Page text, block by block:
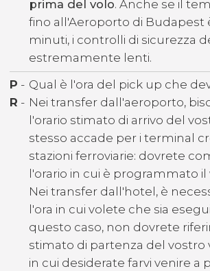
prima del volo. Anche se il
fino all'Aeroporto di Budapest
minuti, i controlli di sicurezza
estremamente lenti.
P - Qual è l'ora del pick up che
R - Nei transfer dall'aeroporto,
l'orario stimato di arrivo del
stesso accade per i terminal
stazioni ferroviarie: dovrete
l'orario in cui è programmato il
Nei transfer dall'hotel, è
l'ora in cui volete che sia
questo caso, non dovrete
stimato di partenza del vostro
in cui desiderate farvi venire a